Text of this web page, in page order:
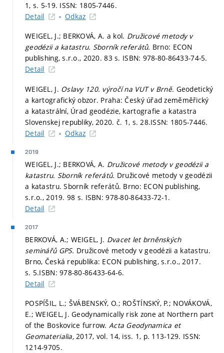
1, s. 5-19. ISSN: 1805-7446.
Detail
Odkaz
WEIGEL, J.; BERKOVÁ, A. a kol. Družicové metody v
geodézii a katastru. Sborník referátů. Brno: ECON
publishing, s.r.o., 2020. 83 s. ISBN: 978-80-86433-74-5.
Detail
WEIGEL, J. Oslavy 120. výročí na VUT v Brně. Geodetický
a kartografický obzor. Praha: Český úřad zeměměřický
a katastrální, Úrad geodézie, kartografie a katastra
Slovenskej republiky, 2020. č. 1, s. 28.ISSN: 1805-7446.
Detail
Odkaz
2019
WEIGEL, J.; BERKOVÁ, A. Družicové metody v geodézii a
katastru. Sborník referátů. Družicové metody v geodézii
a katastru. Sborník referátů. Brno: ECON publishing,
s.r.o., 2019. 98 s. ISBN: 978-80-86433-72-1.
Detail
2017
BERKOVÁ, A.; WEIGEL, J. Dvacet let brněnských
seminářů GPS. Družicové metody v geodézii a katastru.
Brno, Česká republika: ECON publishing, s.r.o., 2017.
s. 5.ISBN: 978-80-86433-64-6.
Detail
POSPÍŠIL, L.; ŠVÁBENSKÝ, O.; ROŠTÍNSKÝ, P.; NOVÁKOVÁ,
E.; WEIGEL, J. Geodynamically risk zone at Northern part
of the Boskovice furrow. Acta Geodynamica et
Geomaterialia,2017, vol. 14, iss. 1, p. 113-129. ISSN:
1214-9705.